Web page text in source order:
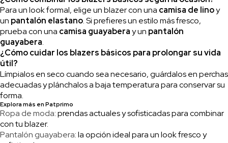
Para un look formal, elige un blazer con una camisa de linoy
un pantalón elastano. Si prefieres un estilo más fresco,
prueba con una camisa guayaberay un pantalón
guayabera.
¿Cómo cuidar los blazers básicos para prolongar su vida
útil?
Límpialos en seco cuando sea necesario, guárdalos en perchas
adecuadas y plánchalos a baja temperatura para conservar su
forma.
Explora más en Patprimo
Ropa de moda: prendas actuales y sofisticadas para combinar
con tu blazer.
Pantalón guayabera: la opción ideal para un look fresco y